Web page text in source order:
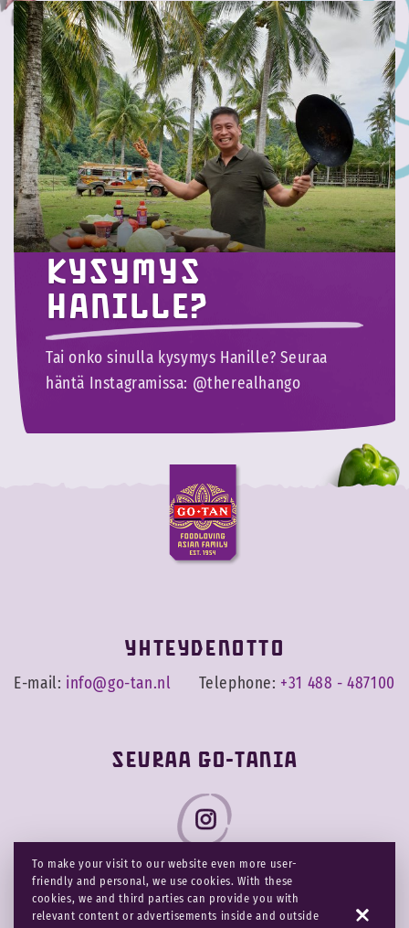
Kysymys
Hanille?
Tai onko sinulla kysymys Hanille? Seuraa
häntä Instagramissa: @therealhango
YHTEYDENOTTO
E-mail: info@go-tan.nl Telephone: +31 488 - 487100
Seuraa Go-Tania
Käyttöehdot
Tietosuojaseloste ja
To make your visit to our website even more user-
friendly and personal, we use cookies. With these
cookies, we and third parties can provide you with
relevant content or advertisements inside and outside